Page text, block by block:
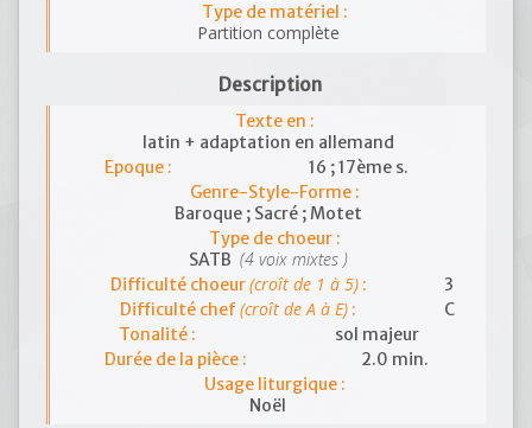
Type de matériel :
Partition complète
Description
Texte en :
latin + adaptation en allemand
Epoque :
16 ; 17ème s.
Genre-Style-Forme :
Baroque ; Sacré ; Motet
Type de choeur :
SATB (4 voix mixtes )
Difficulté choeur(croît de 1 à 5):
3
Difficulté chef(croît de A à E) :
C
Tonalité :
sol majeur
Durée de la pièce :
2.0 min.
Usage liturgique :
Noël